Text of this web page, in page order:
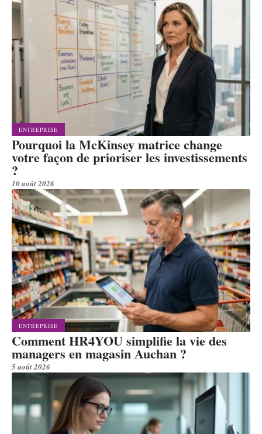
ENTREPRISE
Pourquoi la McKinsey matrice change
votre façon de prioriser les investissements
?
10 août 2026
ENTREPRISE
Comment HR4YOU simplifie la vie des
managers en magasin Auchan ?
5 août 2026